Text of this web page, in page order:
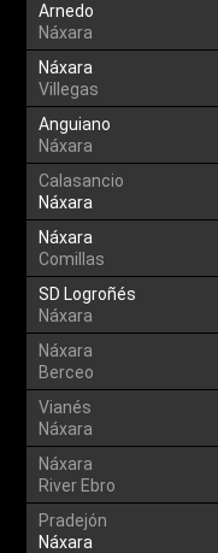
Arnedo
Náxara
Náxara
Villegas
Anguiano
Náxara
Calasancio
Náxara
Náxara
Comillas
SD Logroñés
Náxara
Náxara
Berceo
Vianés
Náxara
Náxara
River Ebro
Pradejón
Náxara